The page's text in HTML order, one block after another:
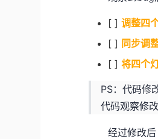
[ ]调整四
[ ] 同步调
[ ]将四个
PS：代码修
代码观察修
经过修改后